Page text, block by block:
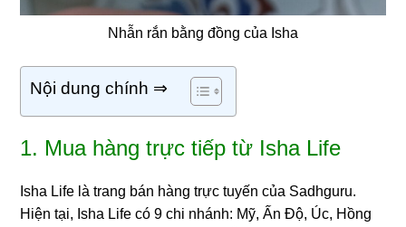
Nhẫn rắn bằng đồng của Isha
Nội dung chính ⇒
1. Mua hàng trực tiếp từ Isha Life
Isha Life là trang bán hàng trực tuyến của Sadhguru.
Hiện tại, Isha Life có 9 chi nhánh: Mỹ, Ấn Độ, Úc, Hồng